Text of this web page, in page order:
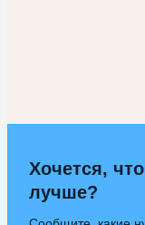
Хочется,
лучше?